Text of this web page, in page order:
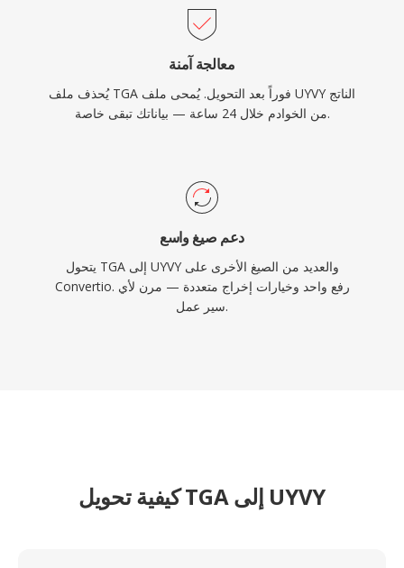
معالجة آمنة
يُحذف ملف TGA فوراً بعد التحويل. يُمحى ملف UYVY الناتج
من الخوادم خلال 24 ساعة — بياناتك تبقى خاصة.
دعم صيغ واسع
يتحول TGA إلى UYVY والعديد من الصيغ الأخرى على
Convertio. رفع واحد وخيارات إخراج متعددة — مرن لأي
سير عمل.
كيفية تحويل TGA إلى UYVY